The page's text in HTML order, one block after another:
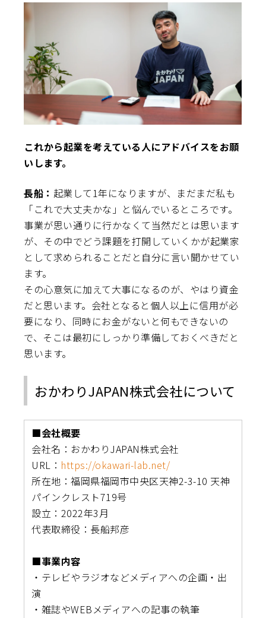
――これから起業を考えている人にアドバイスをお願
いします。
長船： 起業して1年になりますが、まだまだ私も
「これで大丈夫かな」と悩んでいるところです。
事業が思い通りに行かなくて当然だとは思います
が、その中でどう課題を打開していくかが起業家
として求められることだと自分に言い聞かせてい
ます。
その心意気に加えて大事になるのが、やはり資金
だと思います。会社となると個人以上に信用が必
要になり、同時にお金がないと何もできないの
で、そこは最初にしっかり準備しておくべきだと
思います。
おかわりJAPAN株式会社について
■会社概要
会社名：おかわりJAPAN株式会社
URL： https://okawari-lab.net/
所在地：福岡県福岡市中央区天神2-3-10 天神
パインクレスト719号
設立：2022年3月
代表取締役：長船邦彦
■事業内容
・テレビやラジオなどメディアへの企画・出
演
・雑誌やWEBメディアへの記事の執筆